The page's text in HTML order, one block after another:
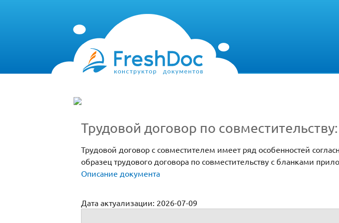
Трудовой договор по
Трудовой договор с совместителем имеет ряд особенностей
образец трудового договора по совместительству с бланками
Описание документа
Дата актуализации: 2026-07-09